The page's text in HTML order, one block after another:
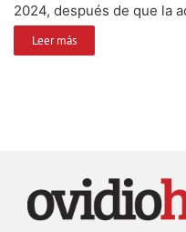
2024, después de que la
Leer más